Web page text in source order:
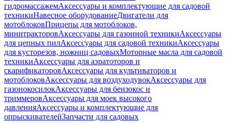
гидромассажемАксессуары и комплектующие для садовой
техникиНавесное оборудованиеДвигатели для
мотоблоковПрицепы для мотоблоков,
минитракторовАксессуары для газонной техникиАксессуары
для цепных пилАксессуары для садовой техникиАксессуары
для кусторезов, ножниц садовыхМоторные масла для садовой
техникиАксессуары для аэратоторов и
скарификаторовАксессуары для культиваторов и
мотоблоковАксессуары для воздуходувокАксессуары для
газонокосилокАксессуары для бензокос и
триммеровАксессуары для моек высокого
давленияАксессуары и комплектующие для
опрыскивателейЗапчасти для садовых